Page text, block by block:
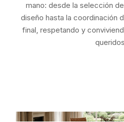
mano: desde la selección
diseño hasta la coordinación
final, respetando y